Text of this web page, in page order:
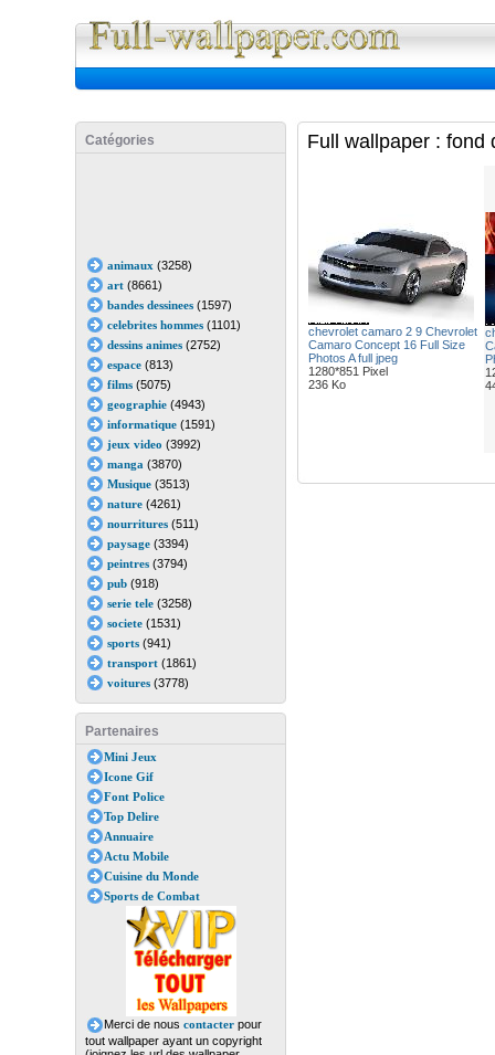
Catégories
animaux (3258)
art(8661)
bandes dessinees(1597)
celebrites hommes(1101)
dessins animes(2752)
espace(813)
films(5075)
geographie(4943)
informatique(1591)
jeux video (3992)
manga (3870)
Musique(3513)
nature(4261)
nourritures(511)
paysage(3394)
peintres(3794)
pub(918)
serie tele(3258)
societe(1531)
sports(941)
transport(1861)
voitures(3778)
Partenaires
Mini Jeux
Icone Gif
Font Police
Top Delire
Annuaire
Actu Mobile
Cuisine du Monde
Sports de Combat
Merci de nous contacterpour
tout wallpaper ayant un copyright
Full wallpaper : fond
chevrolet camaro 2 9 Chevrolet
Camaro Concept 16 Full Size
Photos A full jpeg
1280*851 Pixel
236 Ko